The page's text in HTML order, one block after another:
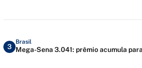
3
Brasil
Mega-Sena 3.041: prêmio acumula